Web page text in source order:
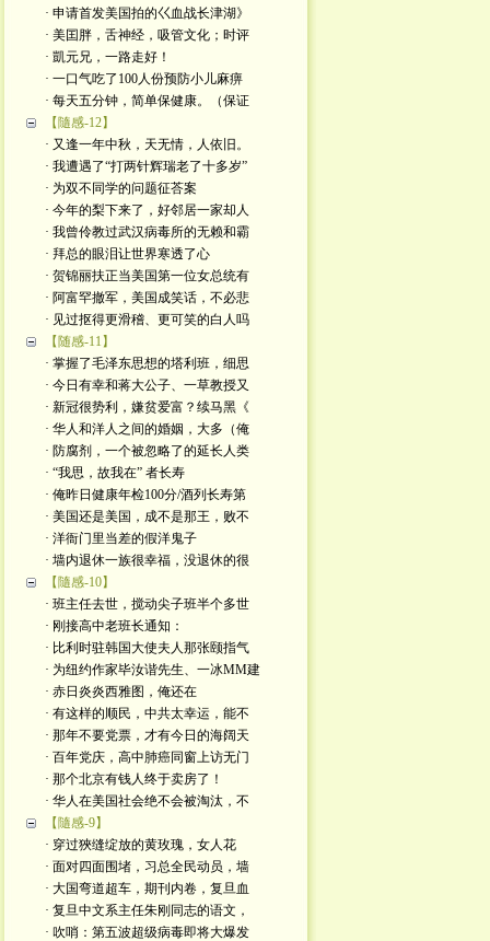
· 申请首发美国拍的巜血战长津湖》
· 美囯胖，舌神经，吸管文化；时评
· 凱元兄，一路走好！
· 一口气吃了100人份预防小儿麻痹
· 每天五分钟，简单保健康。（保证
【隨感-12】
· 又逢一年中秋，天无情，人依旧。
· 我遭遇了“打两针辉瑞老了十多岁”
· 为双不同学的问题征荅案
· 今年的梨下来了，好邻居一家却人
· 我曾伶教过武汉病毒所的无赖和霸
· 拜总的眼泪让世界寒透了心
· 贺锦丽扶正当美国第一位女总统有
· 阿富罕撤军，美国成笑话，不必悲
· 见过抠得更滑稽、更可笑的白人吗
【随感-11】
· 掌握了毛泽东思想的塔利班，细思
· 今日有幸和蒋大公子、一草教授又
· 新冠很势利，嫌贫爱富？续马黑《
· 华人和洋人之间的婚姻，大多（俺
· 防腐剂，一个被忽略了的延长人类
· “我思，故我在” 者长寿
· 俺昨日健康年检100分/酒列长寿第
· 美国还是美国，成不是那王，败不
· 洋衙门里当差的假洋鬼子
· 墙内退休一族很幸福，没退休的很
【隨感-10】
· 班主任去世，搅动尖子班半个多世
· 刚接高中老班长通知：
· 比利时驻韩国大使夫人那张颐指气
· 为纽约作家毕汝谐先生、一冰MM建
· 赤日炎炎西雅图，俺还在
· 有这样的顺民，中共太幸运，能不
· 那年不要党票，才有今日的海阔天
· 百年党庆，高中肺癌同窗上访无门
· 那个北京有钱人终于卖房了！
· 华人在美国社会绝不会被淘汰，不
【隨感-9】
· 穿过狹缝绽放的黄玫瑰，女人花
· 面对四面围堵，习总全民动员，墙
· 大国弯道超车，期刊内卷，复旦血
· 复旦中文系主任朱刚同志的语文，
· 吹哨：第五波超级病毒即将大爆发